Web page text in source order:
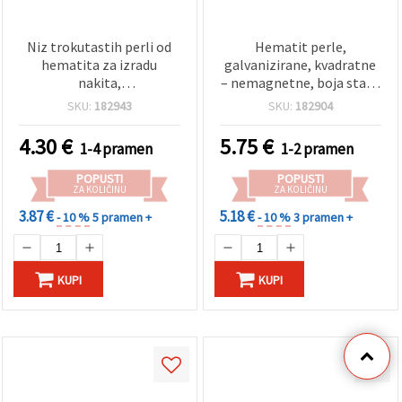
Niz trokutastih perli od
hematita za izradu
nakita,
elektroprevučenih, sjajne
nemagnetnih — 3x2 mm,
rupa 0,7 mm, ~195 kom
SKU: 182943
4.30€ 1-4 pramen
POPUSTI
ZA KOLIČINU
3.87 €- 10 %5 pramen +
KUPI
Hematit perle,
galvanizirane, kvadratne
– nemagnetne, boja staro
zlato, motiv križa, 8x8x4
kom – perle od
poludragog kamena za
DIY izradu nakita i hobi
materijal
SKU: 182904
5.75€ 1-2 pramen
POPUSTI
ZA KOLIČINU
5.18 €- 10 %3 pramen +
KUPI